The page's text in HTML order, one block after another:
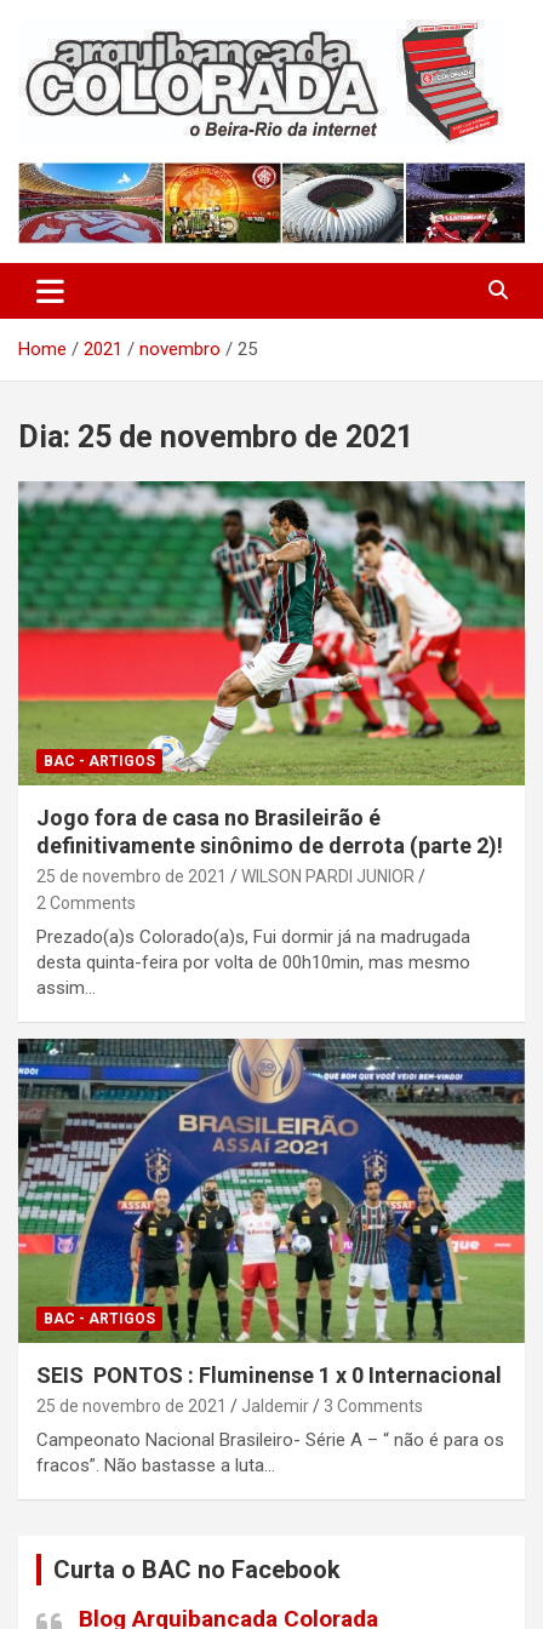
content
Arquibancada Colorada
Home 2021 novembro 25
Dia: 25 de novembro de 2021
BAC - ARTIGOS
Jogo fora de casa no Brasileirão é
definitivamente sinônimo de derrota (parte 2)!
25 de novembro de 2021
WILSON PARDI JUNIOR
2 Comments
Prezado(a)s Colorado(a)s, Fui dormir já na madrugada
desta quinta-feira por volta de 00h10min, mas mesmo
assim…
BAC - ARTIGOS
SEIS PONTOS : Fluminense 1 x 0 Internacional
25 de novembro de 2021 Jaldemir 3 Comments
Campeonato Nacional Brasileiro- Série A – “ não é para os
fracos”. Não bastasse a luta…
Curta o BAC no Facebook
Blog Arquibancada Colorada